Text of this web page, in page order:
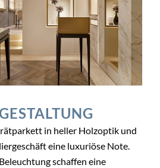
in heller Holzoptik und
eine luxuriöse Note.
schaffen eine